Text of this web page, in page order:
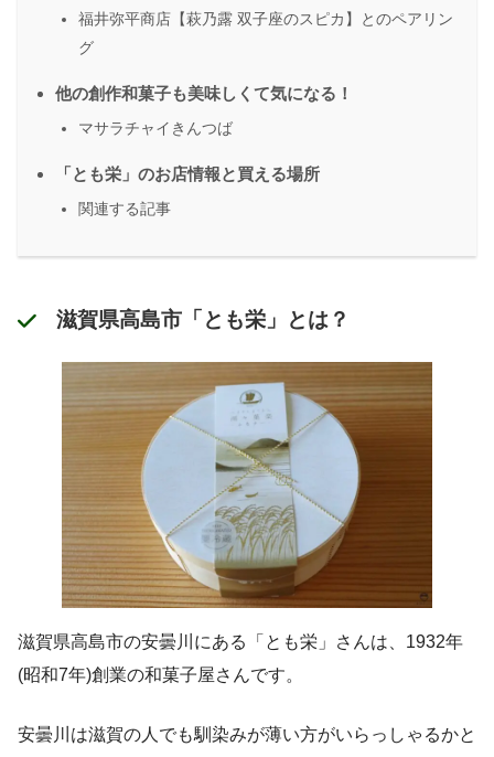
福井弥平商店【萩乃露 双子座のスピカ】とのペアリン
グ
他の創作和菓子も美味しくて気になる！
マサラチャイきんつば
「とも栄」のお店情報と買える場所
関連する記事
滋賀県高島市「とも栄」とは？
滋賀県高島市の安曇川にある「とも栄」さんは、1932年
(昭和7年)創業の和菓子屋さんです。
安曇川は滋賀の人でも馴染みが薄い方がいらっしゃるかと